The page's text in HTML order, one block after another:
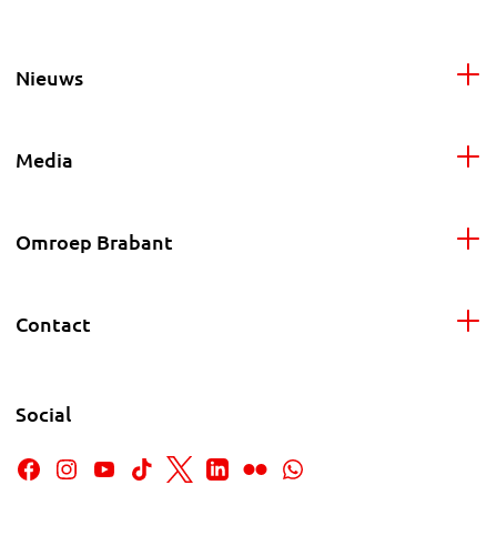
Nieuws
Media
Omroep Brabant
Contact
Social